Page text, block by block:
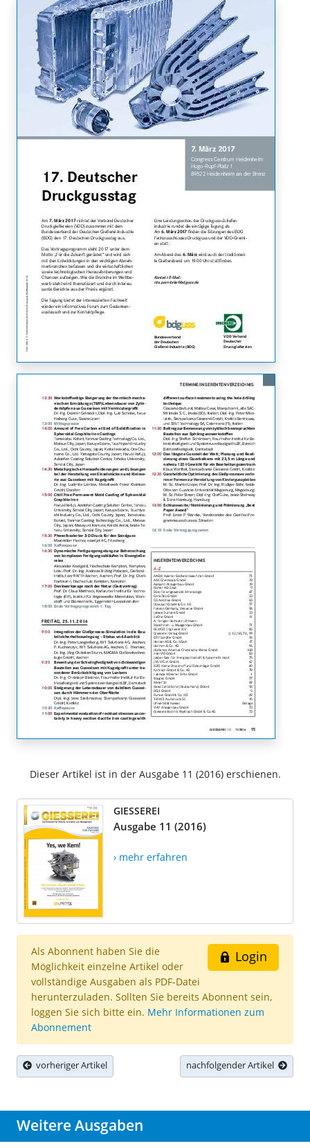
Dieser Artikel ist in der Ausgabe 11 (2016) erschienen.
GIESSEREI
Ausgabe 11 (2016)
› mehr erfahren
Login
Als Abonnent haben Sie die
Möglichkeit einzelne Artikel oder
vollständige Ausgaben als PDF-Datei
herunterzuladen. Sollten Sie bereits Abonnent sein,
loggen Sie sich bitte ein. Mehr Informationen zum
Abonnement
vorheriger Artikel nachfolgender Artikel
Weitere Ausgaben